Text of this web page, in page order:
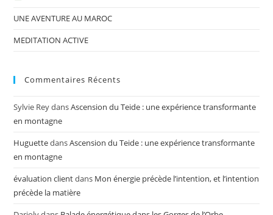
UNE AVENTURE AU MAROC
MEDITATION ACTIVE
Commentaires Récents
Sylvie ReydansAscension du Teide : une expérience transformante
en montagne
HuguettedansAscension du Teide : une expérience transformante
en montagne
évaluation clientdans Mon énergie précède l’intention, et l’intention
précède la matière